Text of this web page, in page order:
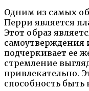
Одним из самых
Перри является
Этот образ
самоутверждения
подчеркивает ее
стремление
привлекательно.
способность